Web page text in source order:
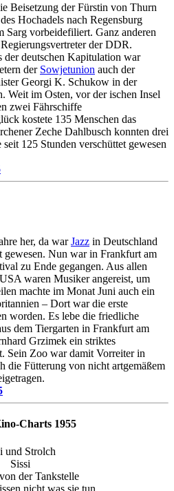
Beisetzung der Fürstin von Thurn
Hochadels nach Regensburg
Sarg vorbeidefiliert. Ganz anderen
der DDR.
der deutschen Kapitulation war
der Sowjetunion auch der
Georgi K. Schukow in der
Weit im Osten, vor der ischen Insel
zwei Fährschiffe
kostete 135 Menschen das
Zeche Dahlbusch konnten drei
125 Stunden verschüttet gewesen
her, da warJazz in Deutschland
gewesen. Nun war in Frankfurt am
zu Ende gegangen. Aus allen
waren Musiker angereist, um
machte im Monat Juni auch ein
– Dort war die erste
worden. Es lebe die friedliche
dem Tiergarten in Frankfurt am
Grzimek ein striktes
Sein Zoo war damit Vorreiter in
die Fütterung von nicht artgemäßem
Charts 1955
und Strolch
Sissi
der Tankstelle
nicht was sie tun